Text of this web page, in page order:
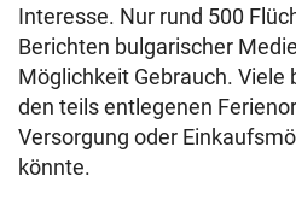
Interesse. Nur rund 500
Berichten bulgarischer
Möglichkeit Gebrauch. Viele
den teils entlegenen
Versorgung oder
könnte.